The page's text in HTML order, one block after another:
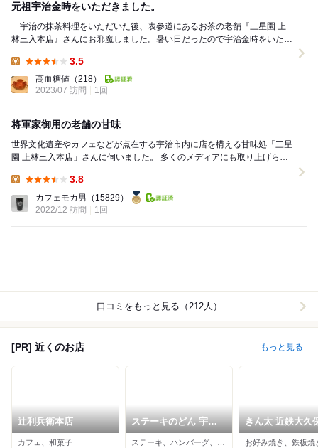
元祖宇治金時をいただきました。
宇治の抹茶料理をいただいた後、表参道にあるお茶の老舗『三星園 上
林三入本店』さんにお邪魔しました。暑い日だったので宇治金時をいただ
3.5
高血糖値 （218）
2023/07 訪問
1回
将軍家御用の老舗の甘味
世界文化遺産やカフェなどが点在する宇治市内に店を構える甘味処「三星
園 上林三入本店」さんに伺いました。 多くのメディアにも取り上げられ
3.8
カフェモカ男 （15829）
2022/12 訪問
1回
口コミをもっと見る（212人）
[PR] 近くのお店 もっと見る
辻利兵衛本店
カフェ、和菓子
ステーキのどん 宇治
店
きん太 近鉄大久